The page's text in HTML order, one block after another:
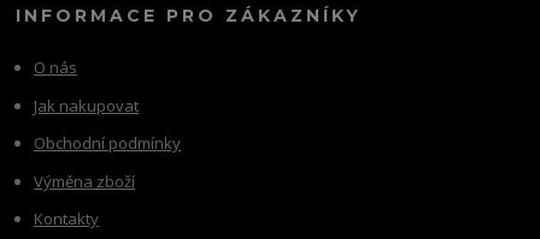
INFORMACE PRO ZÁKAZNÍKY
O nás
Jak nakupovat
Obchodní podmínky
Výměna zboží
Kontakty